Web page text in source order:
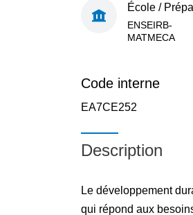
École / Prépa
ENSEIRB-
MATMECA
Code interne
EA7CE252
Description
Le développement
qui répond aux